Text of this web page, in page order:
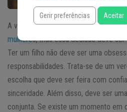
A vontade de ser mãe pode ocorrer
mulheres, mas essa decisão deve
Ter um filho não deve ser uma
responsabilidades. Trata-se de um
escolha que deve ser feira com
sinceridade. Além disso, deve ser
conjunta. Se existe um momento em
Gerir preferências Aceitar